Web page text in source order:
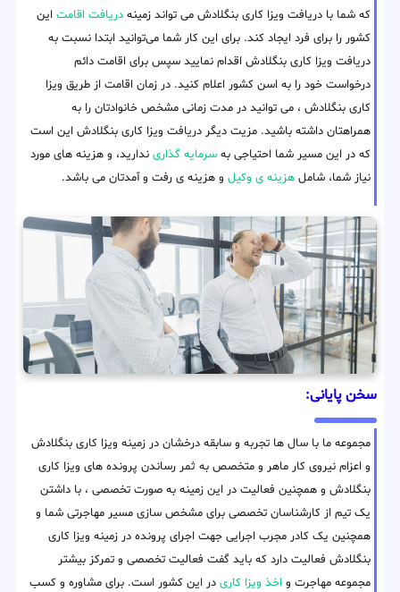
که شما با دریافت ویزا کاری بنگلادش می تواند زمینه دریافت اقامت این
کشور را برای فرد ایجاد کند. برای این کار شما می‌توانید ابتدا نسبت به
دریافت ویزا کاری بنگلادش اقدام نمایید سپس برای اقامت دائم
درخواست خود را به اسن کشور اعلام کنید. در زمان اقامت از طریق ویزا
کاری بنگلادش ، می توانید در مدت زمانی مشخص خانوادتان را به
همراهتان داشته باشید. مزیت دیگر دریافت ویزا کاری بنگلادش این است
که در این مسیر شما احتیاجی به سرمایه گذاری ندارید، و هزینه های مورد
نیاز شما، شامل هزینه ی وکیل و هزینه ی رفت و آمدتان می باشد.
سخن پایانی:
مجموعه ما با سال ها تجربه و سابقه درخشان در زمینه ویزا کاری بنگلادش
و اعزام نیروی کار ماهر و متخصص به ثمر رساندن پرونده های ویزا کاری
بنگلادش و همچنین فعالیت در این زمینه به صورت تخصصی ، با داشتن
یک تیم از کارشناسان تخصصی برای مشخص سازی مسیر مهاجرتی شما و
همچنین یک کادر مجرب اجرایی جهت اجرای پرونده در زمینه ویزا کاری
بنگلادش فعالیت دارد که باید گفت فعالیت تخصصی و تمرکز بیشتر
مجموعه مهاجرت و اخذ ویزا کاری در این کشور است. برای مشاوره و کسب